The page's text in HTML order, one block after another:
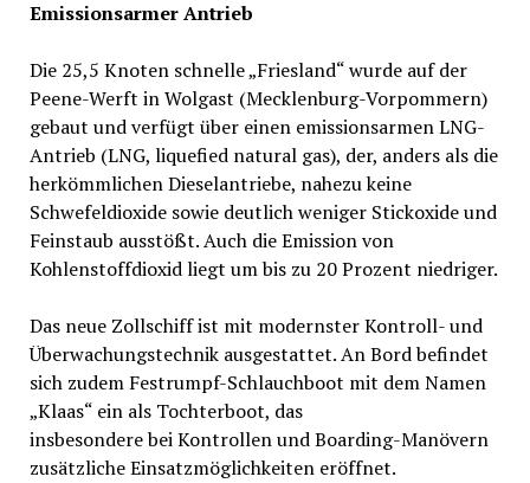
Emissionsarmer Antrieb
Die 25,5 Knoten schnelle „Friesland“ wurde auf der
Peene-Werft in Wolgast (Mecklenburg-Vorpommern)
gebaut und verfügt über einen emissionsarmen LNG-
Antrieb (LNG, liquefied natural gas), der, anders als die
herkömmlichen Dieselantriebe, nahezu keine
Schwefeldioxide sowie deutlich weniger Stickoxide und
Feinstaub ausstößt. Auch die Emission von
Kohlenstoffdioxid liegt um bis zu 20 Prozent niedriger.
Das neue Zollschiff ist mit modernster Kontroll- und
Überwachungstechnik ausgestattet. An Bord befindet
sich zudem Festrumpf-Schlauchboot mit dem Namen
„Klaas“ ein als Tochterboot, das
insbesondere bei Kontrollen und Boarding-Manövern
zusätzliche Einsatzmöglichkeiten eröffnet.